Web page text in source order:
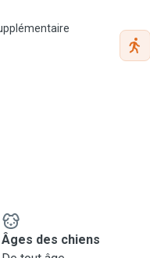
Âges des chiens